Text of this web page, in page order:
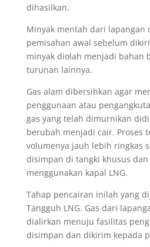
dihasilkan.
Minyak mentah dari lapangan
pemisahan awal sebelum
minyak diolah menjadi bahan
turunan lainnya.
Gas alam dibersihkan agar
penggunaan atau
gas yang telah dimurnikan
berubah menjadi cair. Proses
volumenya jauh lebih ringkas
disimpan di tangki khusus
menggunakan kapal LNG.
Tahap pencairan inilah yang
Tangguh LNG. Gas dari
dialirkan menuju fasilitas
disimpan dan dikirim kepada